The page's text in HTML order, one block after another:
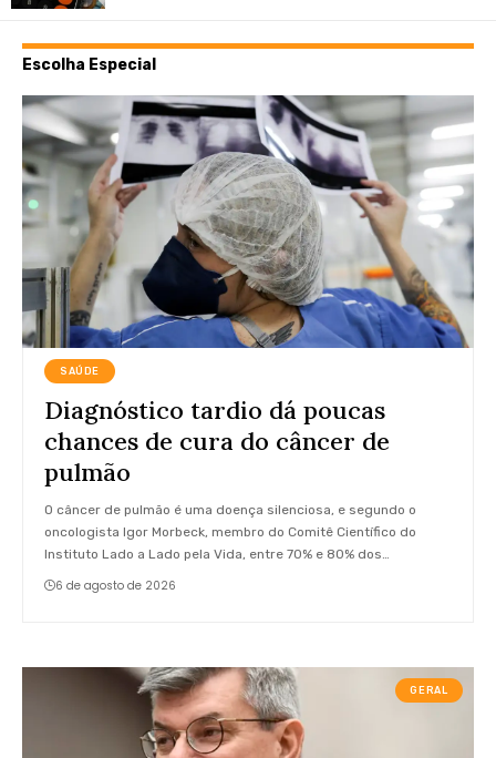
Escolha Especial
SAÚDE
Diagnóstico tardio dá poucas
chances de cura do câncer de
pulmão
O câncer de pulmão é uma doença silenciosa, e segundo o
oncologista Igor Morbeck, membro do Comitê Científico do
Instituto Lado a Lado pela Vida, entre 70% e 80% dos…
6 de agosto de 2026
GERAL